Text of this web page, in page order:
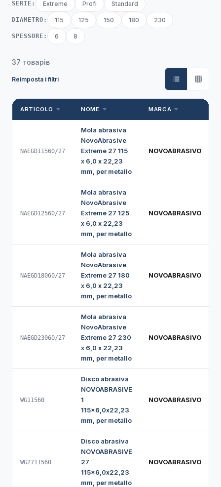
SERIE: Extreme Profi Standard
DIAMETRO: 115 125 150 180 230
SPESSORE: 6 8
37 товарів
Reimposta i filtri
ARTICOLO NOME MARCA
NAEGD11560/27
Mola abrasiva
NovoAbrasive
Extreme 27 115
x 6,0 x 22,23
mm, per metallo
NOVOABRASIVO
NAEGD12560/27
Mola abrasiva
NovoAbrasive
Extreme 27 125
x 6,0 x 22,23
mm, per metallo
NOVOABRASIVO
NAEGD18060/27
Mola abrasiva
NovoAbrasive
Extreme 27 180
x 6,0 x 22,23
mm, per metallo
NOVOABRASIVO
NAEGD23060/27
Mola abrasiva
NovoAbrasive
Extreme 27 230
x 6,0 x 22,23
mm, per metallo
NOVOABRASIVO
WG11560
Disco abrasiva
NOVOABRASIVE
1
115x6,0x22,23
mm, per metallo
NOVOABRASIVO
WG2711560
Disco abrasiva
NOVOABRASIVE
27
115x6,0x22,23
mm, per metallo
NOVOABRASIVO